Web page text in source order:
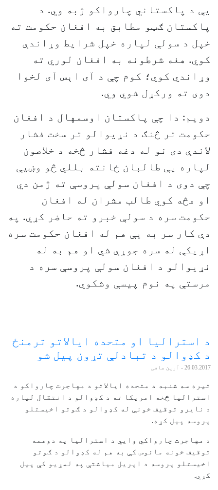
يې د پاکستاني چارواکو ژبه وي. د
پاکستان ګټو مطابق به افغان حکومت ته
خپل د سولې لپاره خپل شرايط وړاندې
کوي. هغه شرطونه به افغان لوري ته
وړاندي کوي؛ کوم چې د آی اېس آی لخوا
دوی ته ورکړل شوي وي.
دويم: دا چې پاکستان اوسمهال د افغان
حکومت تر څنګ د نړيوالو تر سخت فشار
لاندې دی نو له دغه فشار څخه د خلاصون
لپاره يې طالبان ځانته بللي څو وښيې
چې دوی د افغان سولې پروسې ته ژمن دي
او هڅه کوي طالب مشران له افغان
حکومت سره د سولې خبرو ته حاضر کړي. په
دې کار سر به يې هم له افغان حکومت سره
اړيکې له سره جوړې شي او هم به له
نړيوالو د افغان سولې پروسې سره د
مرستې په نوم پيسې وشکوي.
د استرالیا او متحده ایالاتو ترمنځ
د کډوالو د تبادلې تړون پیل شو
26.03.2017 - آرین صافی
تیره سه شنبه د متحده ایالاتو د مهاجرت چارواکو د
استرالیا څخه امریکا ته د کډوالو د انتقال لپاره
د نایرو توقیف خونې له کډوالو د ګوتو اخیستلو
پروسه پیل کړه.
د مهاجرت چارواکي وایي د استرالیا په دوهمه
توقیف خونه مانوس کې به هم له کډوالو د ګوتو
اخیستلو پروسه د اپریل میاشتې په لمړیو کې پیل
کړي.